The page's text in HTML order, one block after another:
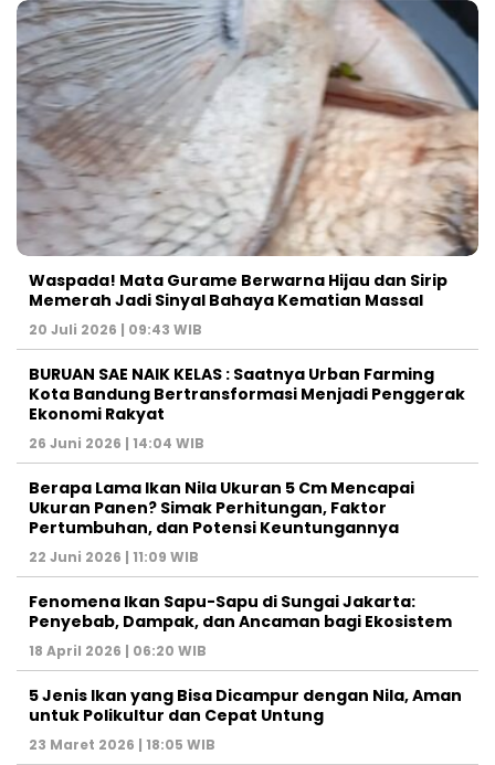
Waspada! Mata Gurame Berwarna Hijau dan Sirip
Memerah Jadi Sinyal Bahaya Kematian Massal
20 Juli 2026 | 09:43 WIB
BURUAN SAE NAIK KELAS : Saatnya Urban Farming
Kota Bandung Bertransformasi Menjadi Penggerak
Ekonomi Rakyat
26 Juni 2026 | 14:04 WIB
Berapa Lama Ikan Nila Ukuran 5 Cm Mencapai
Ukuran Panen? Simak Perhitungan, Faktor
Pertumbuhan, dan Potensi Keuntungannya
22 Juni 2026 | 11:09 WIB
Fenomena Ikan Sapu-Sapu di Sungai Jakarta:
Penyebab, Dampak, dan Ancaman bagi Ekosistem
18 April 2026 | 06:20 WIB
5 Jenis Ikan yang Bisa Dicampur dengan Nila, Aman
untuk Polikultur dan Cepat Untung
23 Maret 2026 | 18:05 WIB